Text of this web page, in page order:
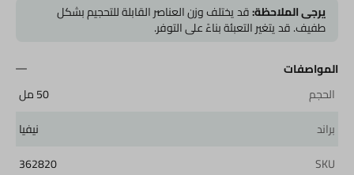
يرجى الملاحظة:قد يختلف وزن العناصر القابلة للتحجيم بشكل
طفيف. قد يتغير التعبئة بناءً على التوفر.
المواصفات
الحجم
50 مل
براند
نيفيا
SKU
362820